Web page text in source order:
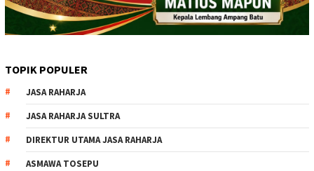
TOPIK POPULER
JASA RAHARJA
JASA RAHARJA SULTRA
DIREKTUR UTAMA JASA RAHARJA
ASMAWA TOSEPU